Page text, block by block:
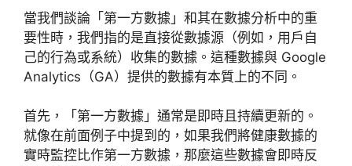
當我們談論「第一方數據」和其在數據分析中的重
要性時，我們指的是直接從數據源（例如，用戶自
己的行為或系統）收集的數據。這種數據與 Google
Analytics（GA）提供的數據有本質上的不同。
首先，「第一方數據」通常是即時且持續更新的。
就像在前面例子中提到的，如果我們將健康數據的
實時監控比作第一方數據，那麼這些數據會即時反